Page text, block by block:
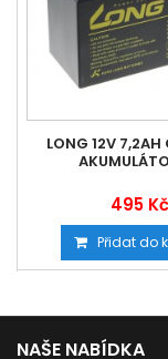
LONG 12V 7,2AH
495 Kč
Přidat do
NAŠE NABÍDKA